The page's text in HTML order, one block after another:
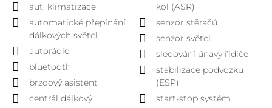
aut. klimatizace
automatické přepínání
dálkových světel
autorádio
bluetooth
brzdový asistent
centrál dálkový
kol (ASR)
senzor stěračů
senzor světel
sledování únavy řidiče
stabilizace podvozku
(ESP)
start-stop systém